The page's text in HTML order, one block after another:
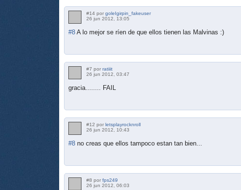
#14 por goleIgirpin_fakeuser
26 jun 2012, 13:05
#8 A lo mejor se ríen de que ellos tienen las Malvinas :)
#7 por ratiiit
26 jun 2012, 03:47
gracia........ FAIL
#12 por letsplayrocknroll
26 jun 2012, 10:43
#8 no creas que ellos tampoco estan tan bien...
#8 por fps249
26 jun 2012, 06:03